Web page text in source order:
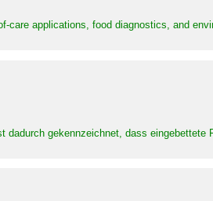
applications, food diagnostics, and
gekennzeichnet, dass eingebettete